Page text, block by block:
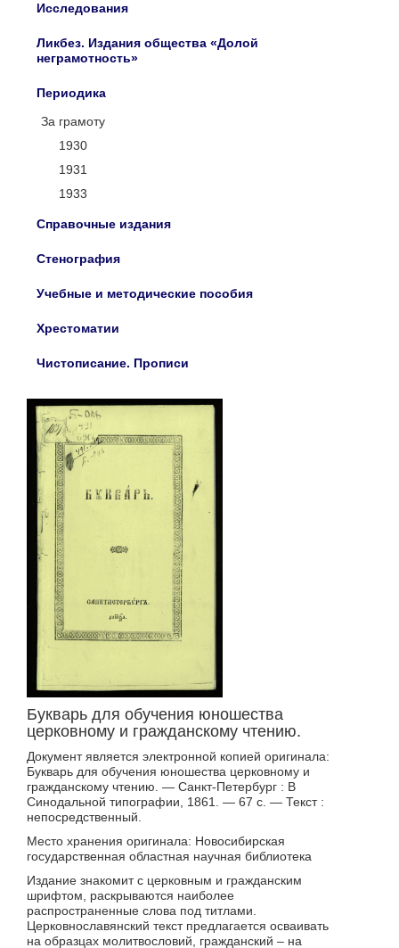
Исследования
Ликбез. Издания общества «Долой
неграмотность»
Периодика
За грамоту
1930
1931
1933
Справочные издания
Стенография
Учебные и методические пособия
Хрестоматии
Чистописание. Прописи
Букварь для обучения юношества
церковному и гражданскому чтению.
Документ является электронной копией оригинала:
Букварь для обучения юношества церковному и
гражданскому чтению. — Санкт-Петербург : В
Синодальной типографии, 1861. — 67 с. — Текст :
непосредственный.
Место хранения оригинала: Новосибирская
государственная областная научная библиотека
Издание знакомит с церковным и гражданским
шрифтом, раскрываются наиболее
распространенные слова под титлами.
Церковнославянский текст предлагается осваивать
на образцах молитвословий, гражданский – на